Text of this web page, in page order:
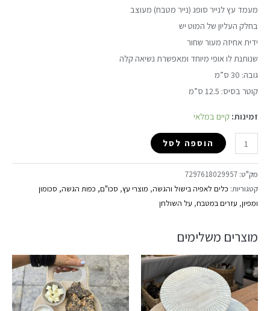
מעמד עץ לנייר סופג (נייר מטבח) מעוצב
בחלק העליון של המוט יש
ידית אחיזה מעור שחור
שנותנת לו אופי מיוחד ומאפשרת נשיאה קלה
גובה: 30 ס”מ
קוטר בסיס: 12.5 ס”מ
זמינות: קיים במלאי
הוספה לסל
מק"ט: 7297618029957
קטגוריות: כלים לאפיה בישול והגשה, מוצרי עץ, סכו"ם, כפות הגשה, סכומון
ומפיון, עזרים במטבח, על השולחן
מוצרים משלימים